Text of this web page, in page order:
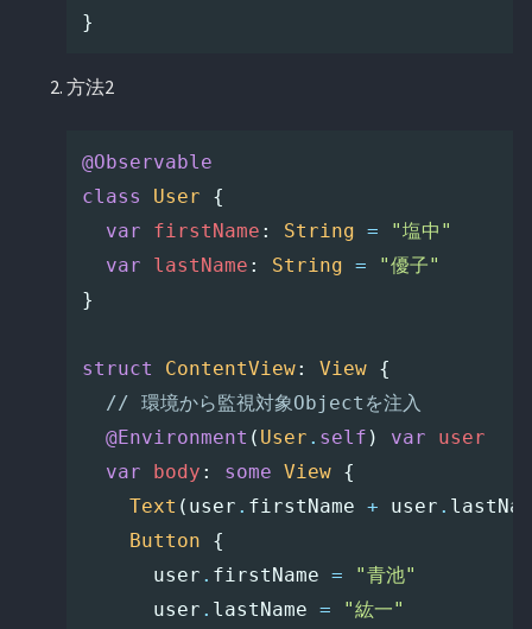
}
方法2
@Observable
class
User
{
var
firstName : String =
"塩中"
var
lastName : String =
"優子"
}
struct ContentView: View
{
// 環境から監視対象Objectを注入
@Environment ( User . self ) var
user
var
body : some View
{
Text ( user . firstName + user .
Button
{
user . firstName =
"青池"
user . lastName =
"紘一"